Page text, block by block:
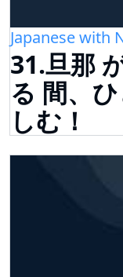
Japanese with
31.旦那
る 間、
しむ！